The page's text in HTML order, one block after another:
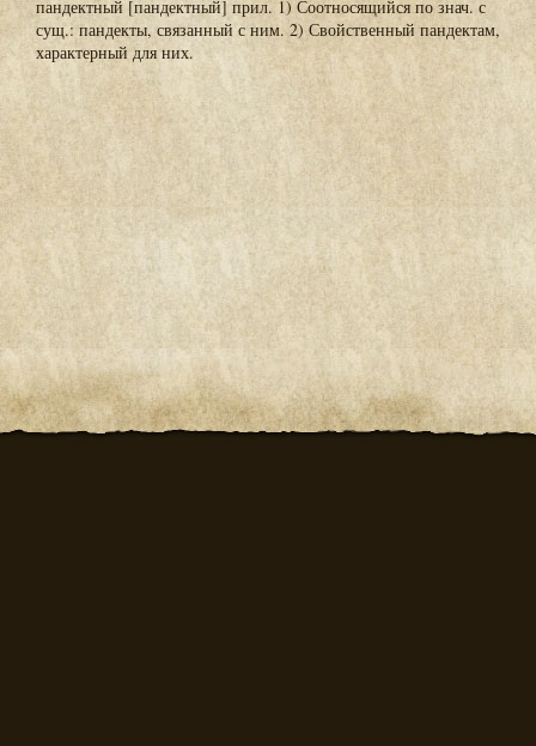
пандектный [пандектный] прил. 1) Соотносящийся по знач. с
сущ.: пандекты, связанный с ним. 2) Свойственный пандектам,
характерный для них.